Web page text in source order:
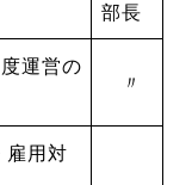
部長
運営の
〃
用対